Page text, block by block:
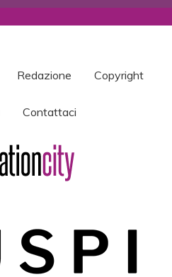
Redazione Copyright
Contattaci